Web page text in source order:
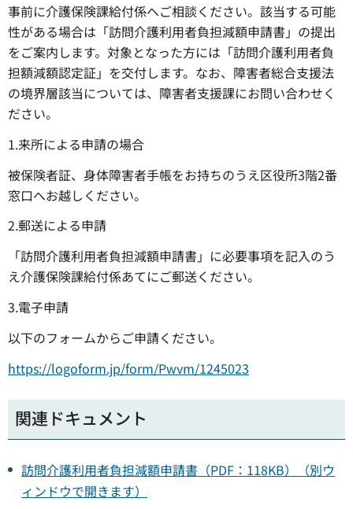
事前に介護保険課給付係へご相談ください。該当する可能
性がある場合は「訪問介護利用者負担減額申請書」の提出
をご案内します。対象となった方には「訪問介護利用者負
担額減額認定証」を交付します。なお、障害者総合支援法
の境界層該当については、障害者支援課にお問い合わせく
ださい。
1.来所による申請の場合
被保険者証、身体障害者手帳をお持ちのうえ区役所3階2番
窓口へお越しください。
2.郵送による申請
「訪問介護利用者負担減額申請書」に必要事項を記入のう
え介護保険課給付係あてにご郵送ください。
3.電子申請
以下のフォームからご申請ください。
https://logoform.jp/form/Pwvm/1245023
関連ドキュメント
訪問介護利用者負担減額申請書（PDF：118KB）（別ウ
ィンドウで開きます）